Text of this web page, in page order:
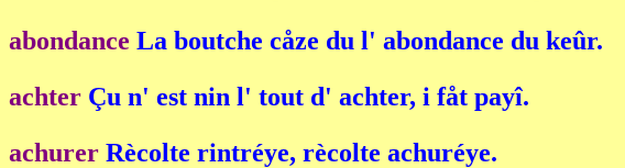
abondance La boutche cåze du l' abondance du keûr.
achter Çu n' est nin l' tout d' achter, i fåt payî.
achurer Rècolte rintréye, rècolte achuréye.